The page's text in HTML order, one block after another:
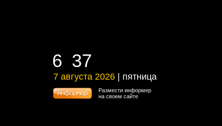
6 37
6 37
7 августа 2026 | пятница
7 августа 2026 | пятница
Размести информер
на своем сайте